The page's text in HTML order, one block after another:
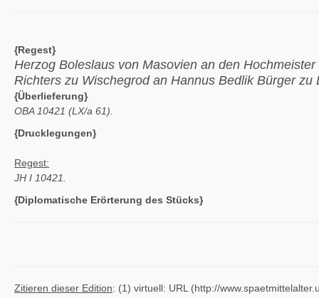
{Regest}
Herzog Boleslaus von Masovien an den
Richters zu Wischegrod an Hannus Bedlik Bürger zu
{Überlieferung}
OBA 10421 (LX/a 61).
{Drucklegungen}
Regest:
JH I 10421.
{Diplomatische Erörterung des Stücks}
Zitieren dieser Edition: (1) virtuell: URL (http://